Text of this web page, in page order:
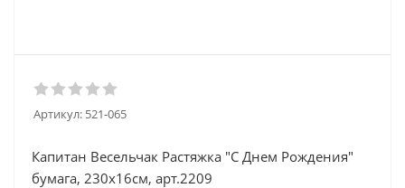
Артикул: 521-065
Капитан Весельчак Растяжка "С Днем Рождения"
бумага, 230х16см, арт.2209